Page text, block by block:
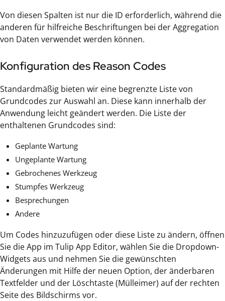
Von diesen Spalten ist nur die ID erforderlich, während die
anderen für hilfreiche Beschriftungen bei der Aggregation
von Daten verwendet werden können.
Konfiguration des Reason Codes
Standardmäßig bieten wir eine begrenzte Liste von
Grundcodes zur Auswahl an. Diese kann innerhalb der
Anwendung leicht geändert werden. Die Liste der
enthaltenen Grundcodes sind:
Geplante Wartung
Ungeplante Wartung
Gebrochenes Werkzeug
Stumpfes Werkzeug
Besprechungen
Andere
Um Codes hinzuzufügen oder diese Liste zu ändern, öffnen
Sie die App im Tulip App Editor, wählen Sie die Dropdown-
Widgets aus und nehmen Sie die gewünschten
Änderungen mit Hilfe der neuen Option, der änderbaren
Textfelder und der Löschtaste (Mülleimer) auf der rechten
Seite des Bildschirms vor.